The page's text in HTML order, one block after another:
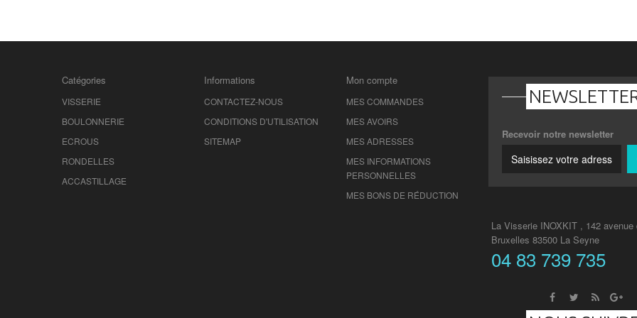
Catégories
VISSERIE
BOULONNERIE
ECROUS
RONDELLES
ACCASTILLAGE
Informations
CONTACTEZ-NOUS
CONDITIONS D'UTILISATION
SITEMAP
Mon compte
MES COMMANDES
MES AVOIRS
MES ADRESSES
MES INFORMATIONS
PERSONNELLES
MES BONS DE RÉDUCTION
Recevoir notre newsletter
La Visserie INOXKIT , 142 avenue
Bruxelles 83500 La Seyne
04 83 739 735